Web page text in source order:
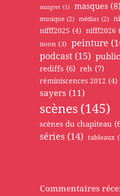
maigret (1) masques (8)
musique (2) médias (2)
nifff2025 (4) nifff2026
noon (3) peinture
podcast (15)
rediffs (6) reh (7)
réminiscences 2012 (4)
sayers (11)
scènes(145)
scènes du chapiteau
séries (14) tableaux
Commentaires